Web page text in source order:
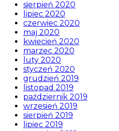
sierpień 2020
lipiec 2020
czerwiec 2020
maj 2020
kwiecień 2020
marzec 2020
luty 2020
styczeń 2020
grudzień 2019
listopad 2019
październik 2019
wrzesień 2019
sierpień 2019
lipiec 2019